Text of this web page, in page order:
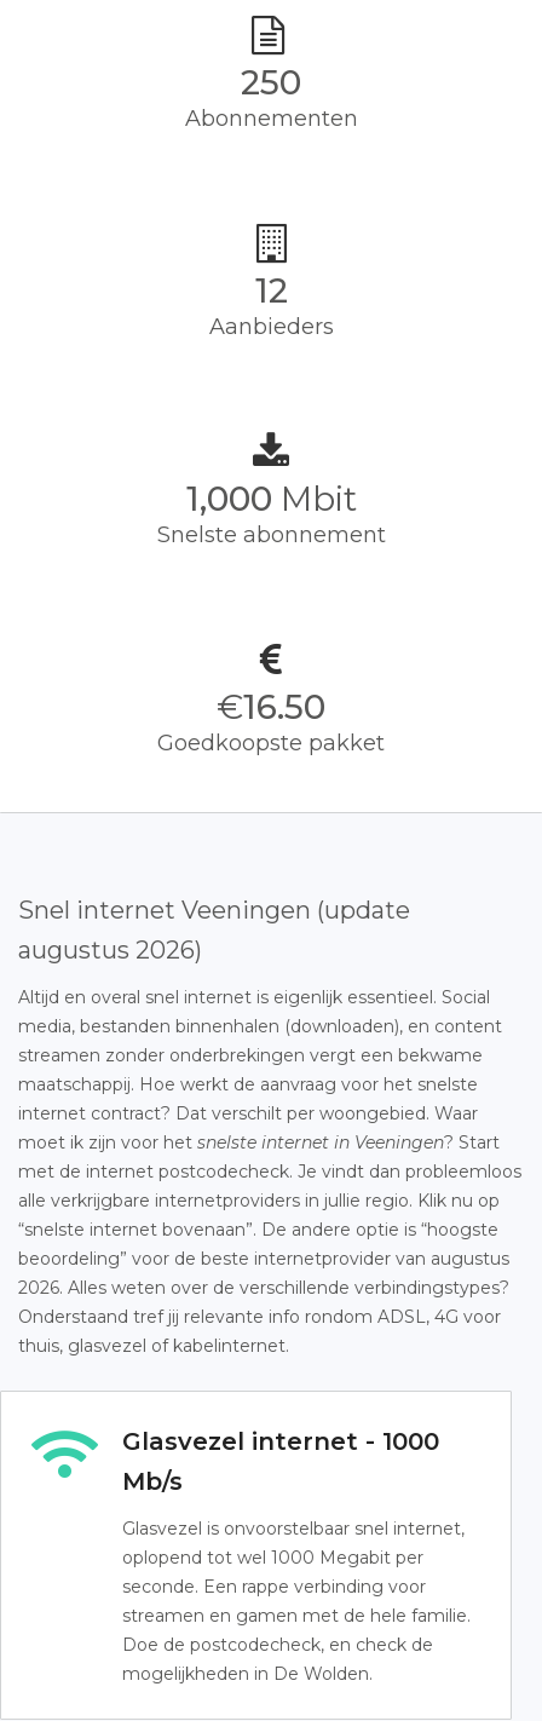
250
Abonnementen
12
Aanbieders
1,000 Mbit
Snelste abonnement
€16.50
Goedkoopste pakket
Snel internet Veeningen (update
augustus 2026)
Altijd en overal snel internet is eigenlijk essentieel. Social
media, bestanden binnenhalen (downloaden), en content
streamen zonder onderbrekingen vergt een bekwame
maatschappij. Hoe werkt de aanvraag voor het snelste
internet contract? Dat verschilt per woongebied. Waar
moet ik zijn voor het snelste internet in Veeningen? Start
met de internet postcodecheck. Je vindt dan probleemloos
alle verkrijgbare internetproviders in jullie regio. Klik nu op
“snelste internet bovenaan”. De andere optie is “hoogste
beoordeling” voor de beste internetprovider van augustus
2026. Alles weten over de verschillende verbindingstypes?
Onderstaand tref jij relevante info rondom ADSL, 4G voor
thuis, glasvezel of kabelinternet.
Glasvezel internet - 1000
Mb/s
Glasvezel is onvoorstelbaar snel internet,
oplopend tot wel 1000 Megabit per
seconde. Een rappe verbinding voor
streamen en gamen met de hele familie.
Doe de postcodecheck, en check de
mogelijkheden in De Wolden.